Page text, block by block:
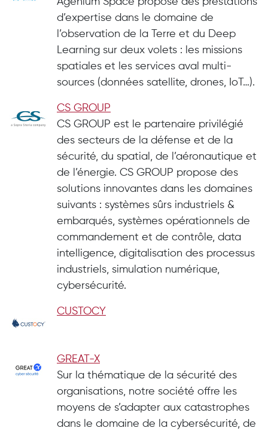
d’expertise dans le domaine de
l’observation de la Terre et du Deep
Learning sur deux volets : les missions
spatiales et les services aval multi-
sources (données satellite, drones, IoT…).
CS GROUP
CS GROUP est le partenaire privilégié
des secteurs de la défense et de la
sécurité, du spatial, de l’aéronautique et
de l’énergie. CS GROUP propose des
solutions innovantes dans les domaines
suivants : systèmes sûrs industriels &
embarqués, systèmes opérationnels de
commandement et de contrôle, data
intelligence, digitalisation des processus
industriels, simulation numérique,
cybersécurité.
CUSTOCY
GREAT-X
Sur la thématique de la sécurité des
organisations, notre société offre les
moyens de s’adapter aux catastrophes
dans le domaine de la cybersécurité, de